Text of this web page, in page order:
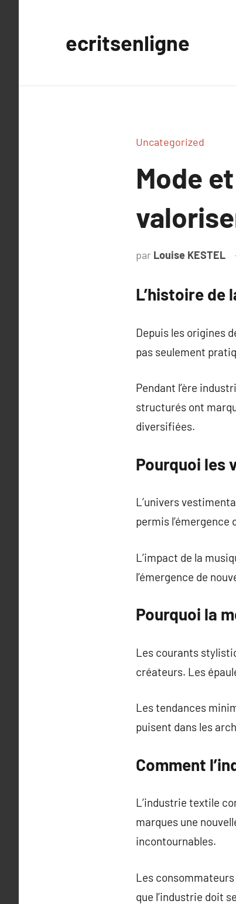
ecritsenligne
Uncategorized
Mode
par Louise KESTEL
L’histoire de
Depuis les origines
pas seulement
Pendant l’ère
structurés ont
diversifiées.
Pourquoi les
L’univers
permis l’émergence
L’impact de la
l’émergence de
Pourquoi la
Les courants
créateurs. Les
Les tendances
puisent dans les
Comment
L’industrie textile
marques une
incontournables.
Les
que l’industrie doit